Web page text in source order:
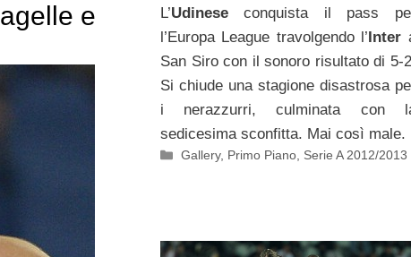
e
L’Udineseconquista il pass
l’Europa League travolgendo l’ Inter
San Siro con il sonoro risultato di 5-
Si chiude una stagione disastrosa
i nerazzurri, culminata con
sedicesima sconfitta. Mai così male.
Categorie
Gallery, Primo Piano, Serie A 2012/2013